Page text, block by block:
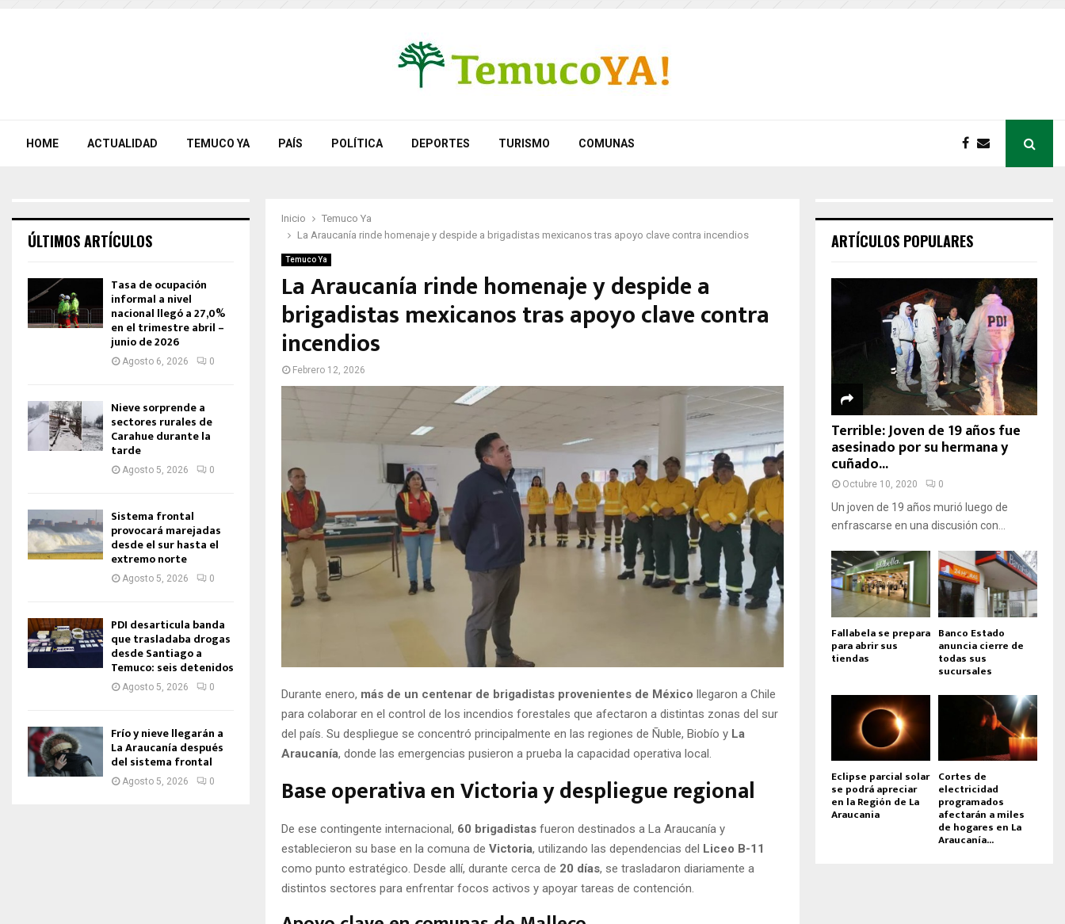
HOME ACTUALIDAD TEMUCO YA PAÍS POLÍTICA DEPORTES TURISMO COMUNAS
Inicio
Temuco Ya
La Araucanía rinde homenaje y despide a brigadistas mexicanos tras apoyo clave contra incendios
Temuco Ya
La Araucanía rinde homenaje y despide a
brigadistas mexicanos tras apoyo clave contra
incendios
Febrero 12, 2026
Durante enero, más de un centenar de brigadistas provenientes de México llegaron a Chile
para colaborar en el control de los incendios forestales que afectaron a distintas zonas del sur
del país. Su despliegue se concentró principalmente en las regiones de Ñuble, Biobío y La
Araucanía, donde las emergencias pusieron a prueba la capacidad operativa local.
Base operativa en Victoria y despliegue regional
De ese contingente internacional, 60 brigadistas fueron destinados a La Araucanía y
establecieron su base en la comuna de Victoria, utilizando las dependencias del Liceo B-11
como punto estratégico. Desde allí, durante cerca de 20 días, se trasladaron diariamente a
distintos sectores para enfrentar focos activos y apoyar tareas de contención.
ÚLTIMOS ARTÍCULOS
Tasa de ocupación
informal a nivel
nacional llegó a 27,0%
en el trimestre abril –
junio de 2026
Agosto 6, 2026 0
Nieve sorprende a
sectores rurales de
Carahue durante la
tarde
Agosto 5, 2026 0
Sistema frontal
provocará marejadas
desde el sur hasta el
extremo norte
Agosto 5, 2026 0
PDI desarticula banda
que trasladaba drogas
desde Santiago a
Temuco: seis detenidos
Agosto 5, 2026 0
Frío y nieve llegarán a
La Araucanía después
del sistema frontal
Agosto 5, 2026 0
ARTÍCULOS POPULARES
Terrible: Joven de 19 años fue
asesinado por su hermana y
cuñado...
Octubre 10, 2020 0
Un joven de 19 años murió luego de
enfrascarse en una discusión con...
Fallabela se prepara
para abrir sus
tiendas
Banco Estado
anuncia cierre de
todas sus
sucursales
Eclipse parcial solar
se podrá apreciar
en la Región de La
Araucania
Cortes de
electricidad
programados
afectarán a miles
de hogares en La
Araucanía...